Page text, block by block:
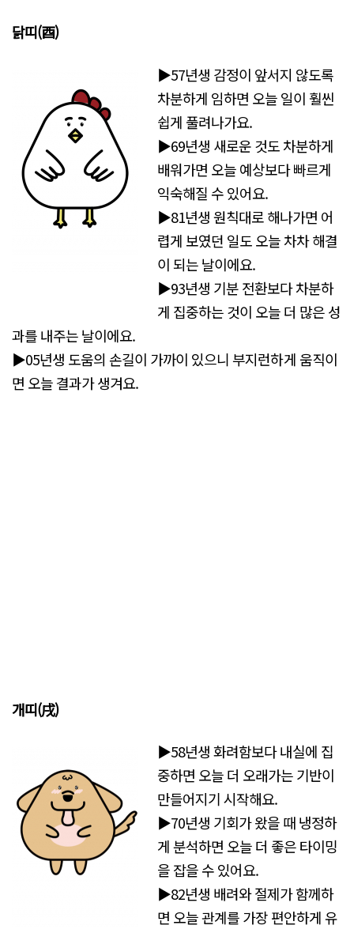
닭띠(酉)
▶57년생 감정이 앞서지 않도록
차분하게 임하면 오늘 일이 훨씬
쉽게 풀려나가요.
▶69년생 새로운 것도 차분하게
배워가면 오늘 예상보다 빠르게
익숙해질 수 있어요.
▶81년생 원칙대로 해나가면 어
렵게 보였던 일도 오늘 차차 해결
이 되는 날이에요.
▶93년생 기분 전환보다 차분하
게 집중하는 것이 오늘 더 많은 성
과를 내주는 날이에요.
▶05년생 도움의 손길이 가까이 있으니 부지런하게 움직이
면 오늘 결과가 생겨요.
개띠(戌)
▶58년생 화려함보다 내실에 집
중하면 오늘 더 오래가는 기반이
만들어지기 시작해요.
▶70년생 기회가 왔을 때 냉정하
게 분석하면 오늘 더 좋은 타이밍
을 잡을 수 있어요.
▶82년생 배려와 절제가 함께하
면 오늘 관계를 가장 편안하게 유